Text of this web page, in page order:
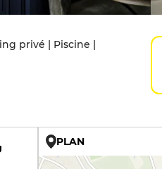
privé | Piscine |
PLAN